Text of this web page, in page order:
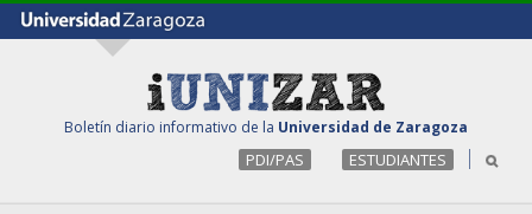
Boletín diario informativo de la Universidad de Zaragoza
PDI/PAS ESTUDIANTES